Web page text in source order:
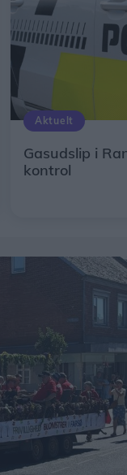
Aktuelt
Gasudslip i
kontrol